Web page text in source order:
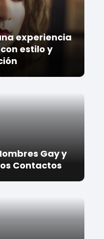
experiencia
estilo y
Gay y
Contactos